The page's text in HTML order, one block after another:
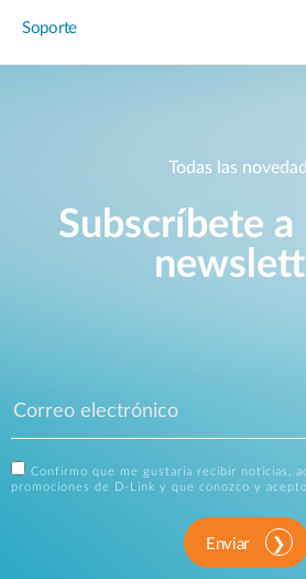
Soporte
Todas las
Subscríbete a
Confirmo que me gustaría recibir noticias,
promociones de D-Link y que conozco y
Enviar